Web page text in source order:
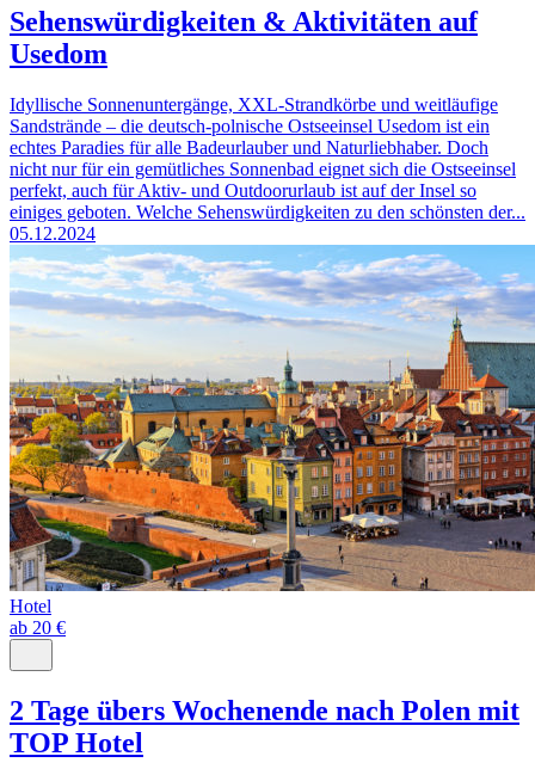
Sehenswürdigkeiten & Aktivitäten auf
Usedom
Idyllische Sonnenuntergänge, XXL-Strandkörbe und weitläufige
Sandstrände – die deutsch-polnische Ostseeinsel Usedom ist ein
echtes Paradies für alle Badeurlauber und Naturliebhaber. Doch
nicht nur für ein gemütliches Sonnenbad eignet sich die Ostseeinsel
perfekt, auch für Aktiv- und Outdoorurlaub ist auf der Insel so
einiges geboten. Welche Sehenswürdigkeiten zu den schönsten der...
05.12.2024
Hotel
ab 20 €
2 Tage übers Wochenende nach Polen mit
TOP Hotel